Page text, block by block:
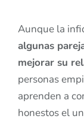
Aunque la
algunas
mejorar su
personas
aprenden a
honestos el